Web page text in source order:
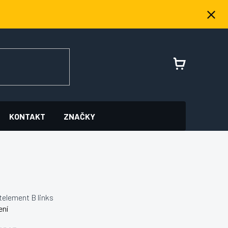
NÁKUPNÍ
KONTAKT ZNAČKY
B links